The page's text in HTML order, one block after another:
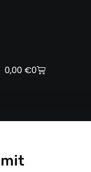
0,00 €0
Warenkorb
mit